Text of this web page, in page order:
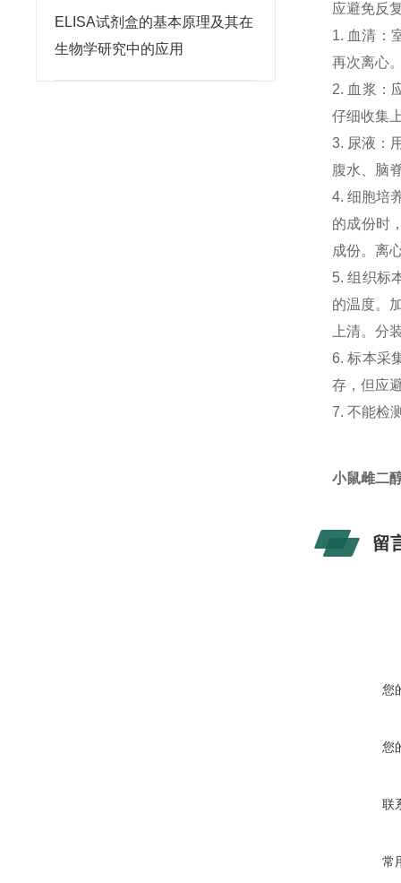
ELISA试剂盒的基本原理及其在
生物学研究中的应用
应避免反
1. 血清：
再次离心
2. 血浆：
仔细收集
3. 尿液：
腹水、脑
4. 细胞培
的成份时
成份。离
5. 组织标
的温度。
上清。分
6. 标本采
存，但应
7. 不能检
小鼠雌二
留
您
您
联
常